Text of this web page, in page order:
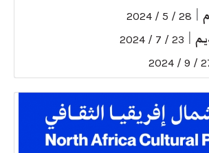
28 / 5 / 2024
23 / 7 / 2024
27 / 9